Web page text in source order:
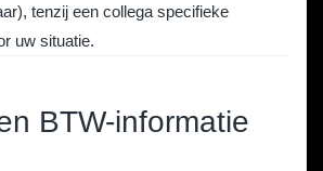
tenzij een collega specifieke
uw situatie.
BTW-informatie